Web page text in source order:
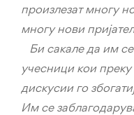
произлезат многу
многу нови
Би сакале да им
учесници кои
дискусии го
Им се